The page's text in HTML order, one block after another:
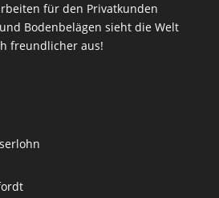
für den Privatkunden
Bodenbelägen sieht die Welt
freundlicher aus!